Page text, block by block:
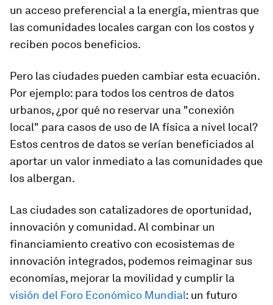
un acceso preferencial a la energía, mientras que
las comunidades locales cargan con los costos y
reciben pocos beneficios.
Pero las ciudades pueden cambiar esta ecuación.
Por ejemplo: para todos los centros de datos
urbanos, ¿por qué no reservar una "conexión
local" para casos de uso de IA física a nivel local?
Estos centros de datos se verían beneficiados al
aportar un valor inmediato a las comunidades que
los albergan.
Las ciudades son catalizadores de oportunidad,
innovación y comunidad. Al combinar un
financiamiento creativo con ecosistemas de
innovación integrados, podemos reimaginar sus
economías, mejorar la movilidad y cumplir la
visión del Foro Económico Mundial: un futuro